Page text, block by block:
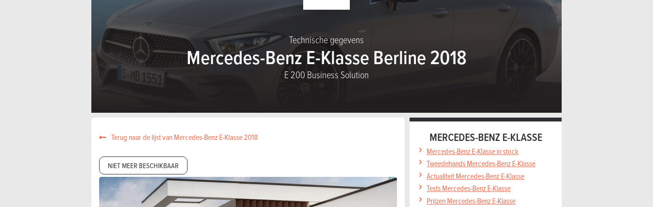
Technische gegevens
Mercedes-Benz E-Klasse Berline 2018
E 200 Business Solution
Terug naar de lijst van Mercedes-Benz E-Klasse 2018
NIET MEER BESCHIKBAAR
MERCEDES-BENZ E-KLASSE
Mercedes-Benz E-Klasse in stock
Tweedehands Mercedes-Benz E-Klasse
Actualiteit Mercedes-Benz E-Klasse
Tests Mercedes-Benz E-Klasse
Prijzen Mercedes-Benz E-Klasse